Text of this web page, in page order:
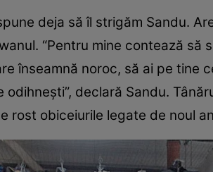
deja să îl strigăm Sandu.
“Pentru mine contează să
înseamnă noroc, să ai pe tine
declară Sandu.
rost obiceiurile legate de noul